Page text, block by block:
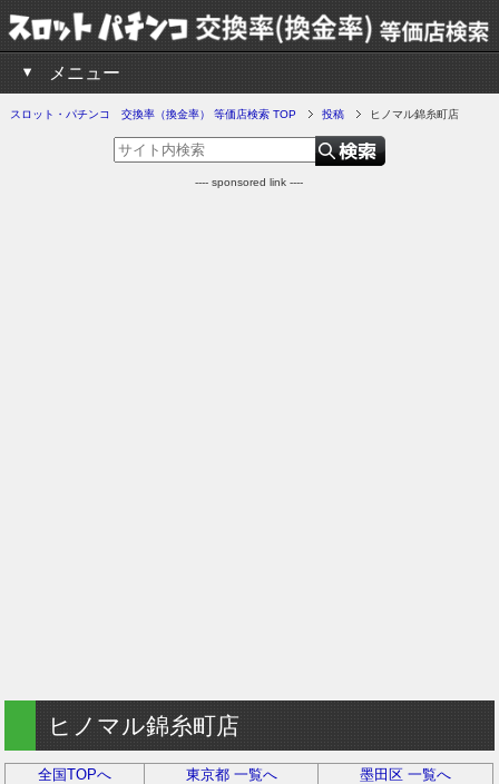
メニュー
スロット・パチンコ 交換率（換金率） 等価店検索 TOP 投稿 ヒノマル錦糸町店
---- sponsored link ----
ヒノマル錦糸町店
全国TOPへ 東京都 一覧へ 墨田区 一覧へ